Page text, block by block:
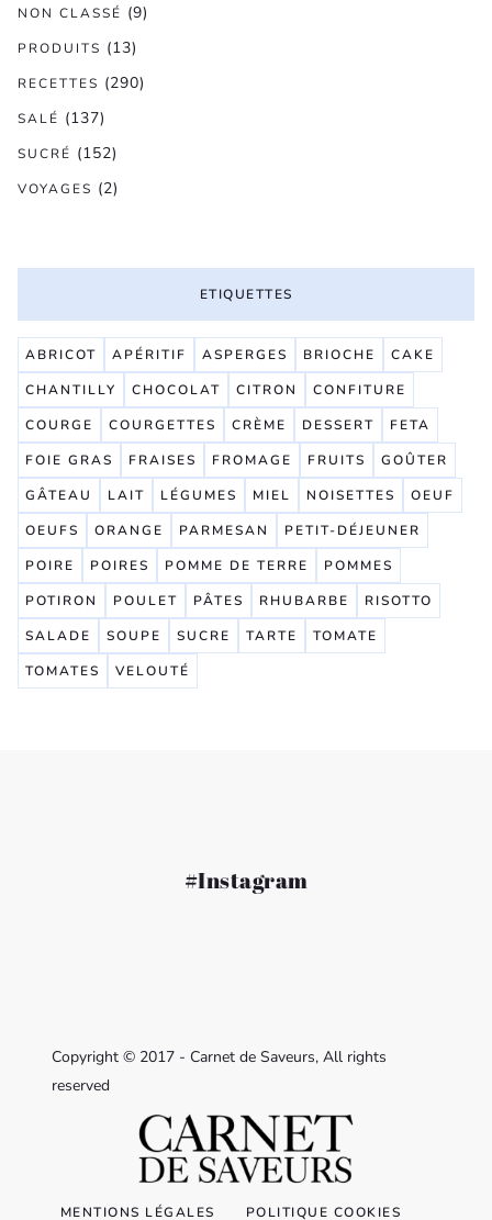
NON CLASSÉ (9)
PRODUITS (13)
RECETTES (290)
SALÉ (137)
SUCRÉ (152)
VOYAGES (2)
ETIQUETTES
ABRICOT APÉRITIF ASPERGES BRIOCHE
CAKE
CHANTILLY
CHOCOLAT CITRON
CONFITURE
COURGE
COURGETTES CRÈME DESSERT
FETA
FOIE GRAS
FRAISES FROMAGE FRUITS
GOÛTER
GÂTEAU
LAIT LÉGUMES MIEL NOISETTES
OEUF
OEUFS
ORANGE PARMESAN
PETIT-DÉJEUNER
POIRE
POIRES POMME DE TERRE
POMMES
POTIRON
POULET PÂTES RHUBARBE
RISOTTO
SALADE
SOUPE SUCRE TARTE
TOMATE
TOMATES
VELOUTÉ
#Instagram
Copyright © 2017 - Carnet de Saveurs, All rights
reserved
MENTIONS LÉGALES POLITIQUE COOKIES